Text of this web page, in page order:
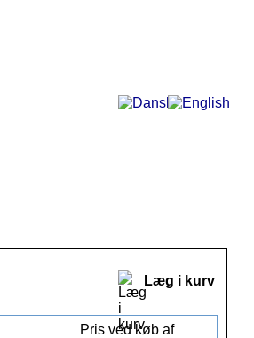
Læg i kurv
Pris ved køb af